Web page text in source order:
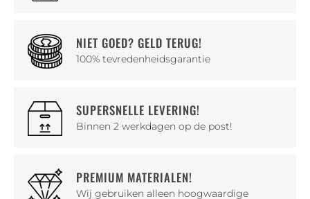
NIET GOED? GELD TERUG!
100% tevredenheidsgarantie
SUPERSNELLE LEVERING!
Binnen 2 werkdagen op de post!
PREMIUM MATERIALEN!
Wij gebruiken alleen hoogwaardige